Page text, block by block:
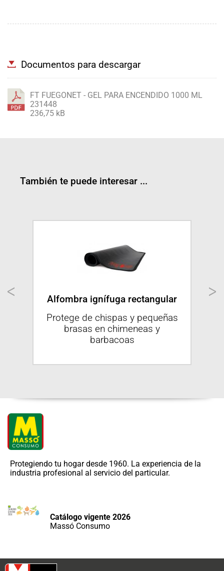
Documentos para descargar
FT FUEGONET - GEL PARA ENCENDIDO 1000 ML
231448
236,75 kB
También te puede interesar ...
Alfombra ignífuga rectangular
Protege de chispas y pequeñas
brasas en chimeneas y
barbacoas
Protegiendo tu hogar desde 1960. La experiencia de la
industria profesional al servicio del particular.
Catálogo vigente 2026
Massó Consumo